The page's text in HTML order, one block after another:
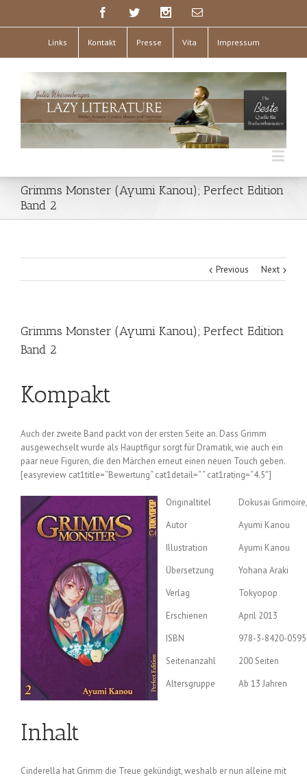
Links Kontakt Presse Vita Impressum
Grimms Monster (Ayumi Kanou); Perfect Edition
Band 2
Previous Next
Grimms Monster (Ayumi Kanou); Perfect Edition
Band 2
Kompakt
Auch der zweite Band packt von der ersten Seite an. Dass Grimm
ausgewechselt wurde als Hauptfigur sorgt für Dramatik, wie auch ein
paar neue Figuren, die den Märchen erneut einen neuen Touch geben.
[easyreview cat1title=“Bewertung“ cat1detail=“ “ cat1rating=“4.5″]
Originaltitel
Dokusai
Autor
Ayumi Kanou
Illustration
Ayumi Kanou
Übersetzung
Yohana Araki
Verlag
Tokyopop
Erschienen
April 2013
ISBN
978-3-8420-
Seitenanzahl
200 Seiten
Altersgruppe
Ab 13 Jahren
Inhalt
Cinderella hat Grimm die Treue gekündigt, weshalb er nun alleine mit